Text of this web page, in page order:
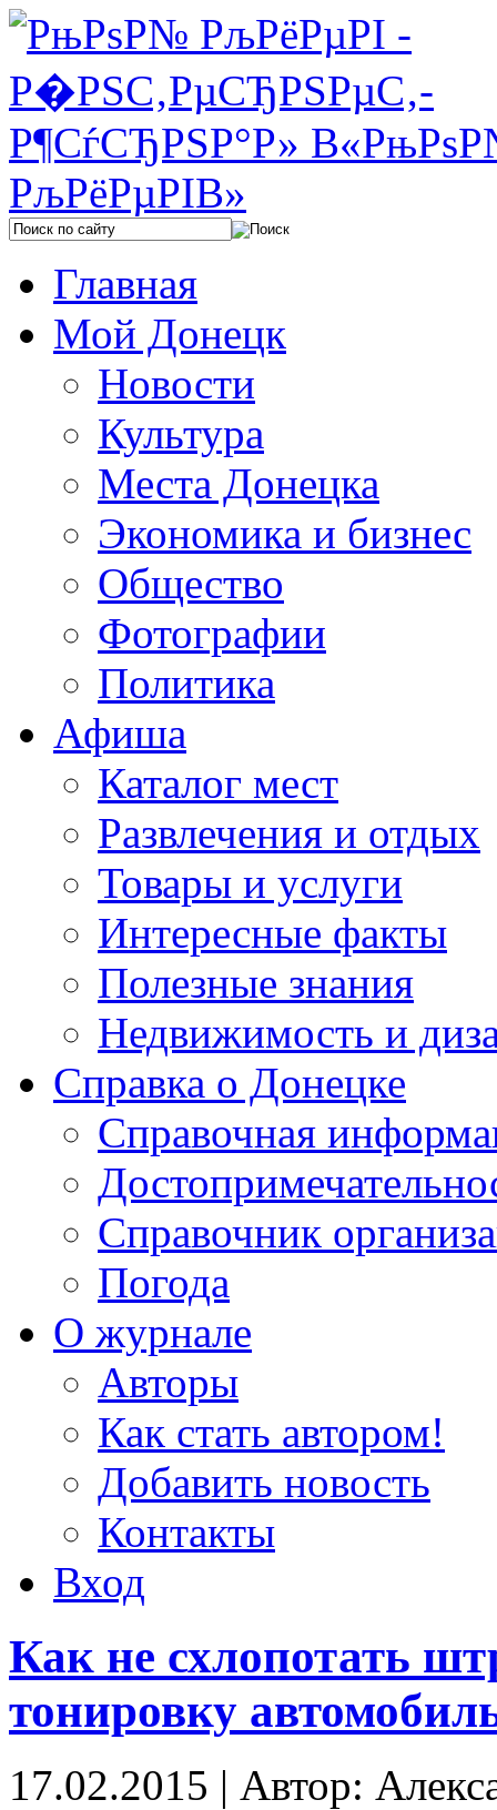
Главная
Мой Донецк
Новости
Культура
Места Донецка
Экономика и бизнес
Общество
Фотографии
Политика
Афиша
Каталог мест
Развлечения и отдых
Товары и услуги
Интересные факты
Полезные знания
Недвижимость и
Справка о Донецке
Справочная
Справочник
Погода
О журнале
Авторы
Как стать автором!
Добавить новость
Контакты
Вход
Как не схлопотать
тонировку
17.02.2015 | Автор: